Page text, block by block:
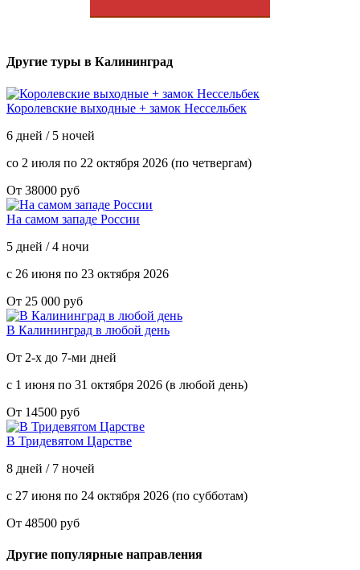
Другие туры в Калининград
Королевские выходные + замок Нессельбек
6 дней / 5 ночей
со 2 июля по 22 октября 2026 (по четвергам)
От 38000 руб
На самом западе России
5 дней / 4 ночи
с 26 июня по 23 октября 2026
От 25 000 руб
В Калининград в любой день
От 2-х до 7-ми дней
с 1 июня по 31 октября 2026 (в любой день)
От 14500 руб
В Тридевятом Царстве
8 дней / 7 ночей
с 27 июня по 24 октября 2026 (по субботам)
От 48500 руб
Другие популярные направления